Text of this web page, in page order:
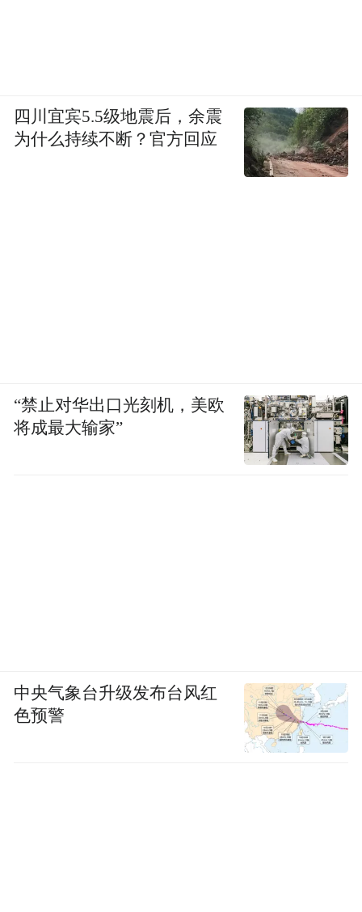
四川宜宾5.5级地震后，余震
为什么持续不断？官方回应
“禁止对华出口光刻机，美欧
将成最大输家”
中央气象台升级发布台风红
色预警